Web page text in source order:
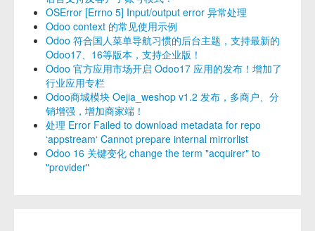
OSError [Errno 5] Input/output error 异常处理
Odoo context 的常见使用示例
Odoo 符合国人菜单导航习惯的后台主题，支持最新的
Odoo17、16等版本，支持企业版！
Odoo 官方应用市场开启 Odoo17 应用的发布！增加了
行业应用专栏
Odoo商城模块 Oejia_weshop v1.2 发布，多商户、分
销增强，增加商家端！
处理 Error Failed to download metadata for repo
‘appstream‘ Cannot prepare internal mirrorlist
Odoo 16 关键变化 change the term "acquirer" to
"provider"